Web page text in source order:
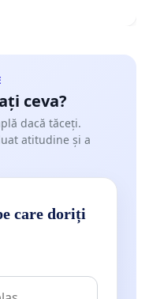
ceva?
dacă tăceți.
atitudine și a
care doriți